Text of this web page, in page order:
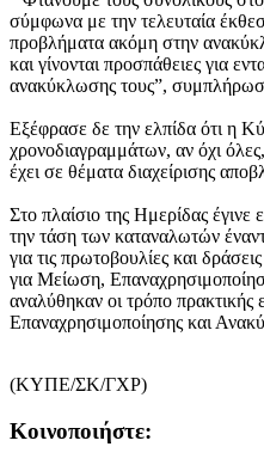
σύμφωνα με την τελευταία
προβλήματα ακόμη στην
και γίνονται προσπάθειες για
ανακύκλωσης τους”,
Εξέφρασε δε την ελπίδα ότι η
χρονοδιαγραμμάτων, αν όχι
έχει σε θέματα διαχείρισης
Στο πλαίσιο της Ημερίδας έγινε
την τάση των καταναλωτών
για τις πρωτοβουλίες και
για Μείωση,
αναλύθηκαν οι τρόπο
Επαναχρησιμοποίησης και
(ΚΥΠΕ/ΣΚ/ΓΧΡ)
Κοινοποιήστε: